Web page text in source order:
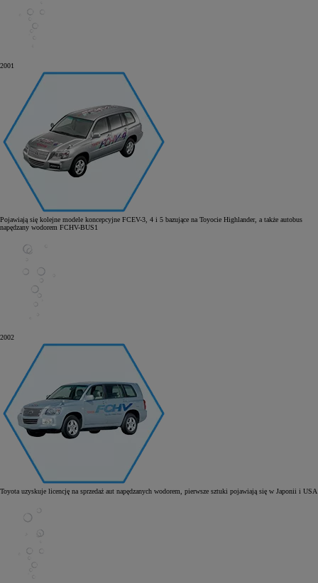
2001
Pojawiają się kolejne modele koncepcyjne FCEV-3, 4 i 5 bazujące na Toyocie Highlander, a także autobus
napędzany wodorem FCHV-BUS1
2002
Toyota uzyskuje licencję na sprzedaż aut napędzanych wodorem, pierwsze sztuki pojawiają się w Japonii i USA